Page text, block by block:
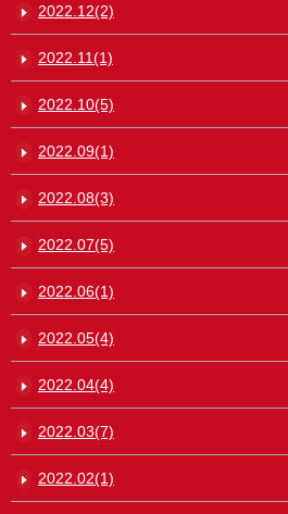
2022.12(2)
2022.11(1)
2022.10(5)
2022.09(1)
2022.08(3)
2022.07(5)
2022.06(1)
2022.05(4)
2022.04(4)
2022.03(7)
2022.02(1)